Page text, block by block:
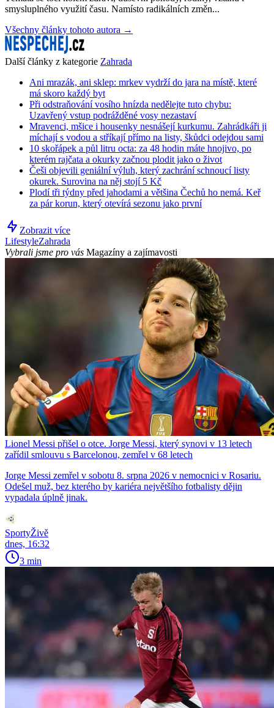
smysluplného využití času. Namísto radikálních změn...
Všechny články tohoto autora →
Další články z kategorie Zahrada
Ani mrazák, ani sklep: mrkev vydrží do jara na místě, které
má skoro každý byt
Při odstraňování vosího hnízda nedělejte tuto chybu:
Uzavřený vstup podrážděné vosy nezastaví
Mravenci, mšice i housenky nesnášejí kurkumu. Zahrádkáři ji
míchají s vodou a stříkají přímo na listy, škůdci odejdou sami
10 skořápek a půl litru octa: za 48 hodin máte hnojivo, po
kterém rajčata a okurky začnou plodit jako o život
Češi objevili geniální výluh, který zachrání schnoucí listy
okurek. Surovina na něj stojí 5 Kč
Plodí tři týdny před jahodami a většina Čechů ho nemá. Keř
za pár korun, který otevírá sezonu jako první
Zobrazit více
LifestyleZahrada
Vybrali jsme pro vás Magazíny a zajímavosti
Lionel Messi přišel o otce. Jorge Messi, který synovi v 13 letech
zařídil smlouvu s Barcelonou, zemřel v 68 letech
Jorge Messi zemřel v sobotu 8. srpna 2026 v nemocnici v Rosariu.
Odešel muž, bez kterého by kariéra největšího fotbalisty dějin
vypadala úplně jinak.
SportyŽivě
dnes, 16:32
3 min